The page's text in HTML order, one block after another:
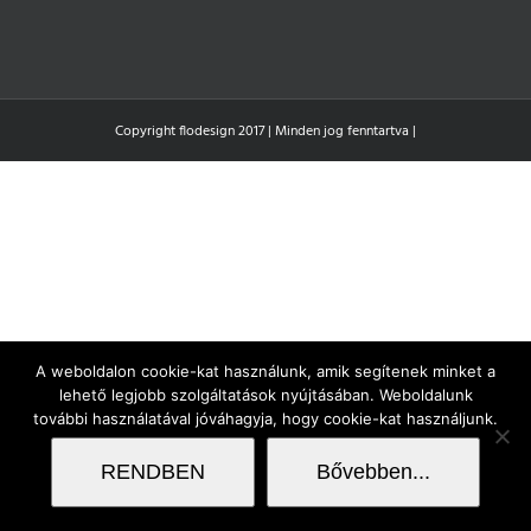
Copyright flodesign 2017 | Minden jog fenntartva |
A weboldalon cookie-kat használunk, amik segítenek minket a
lehető legjobb szolgáltatások nyújtásában. Weboldalunk
további használatával jóváhagyja, hogy cookie-kat használjunk.
RENDBEN Bővebben...